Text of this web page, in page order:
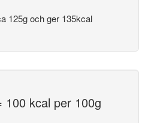
125g och ger 135kcal
100 kcal per 100g